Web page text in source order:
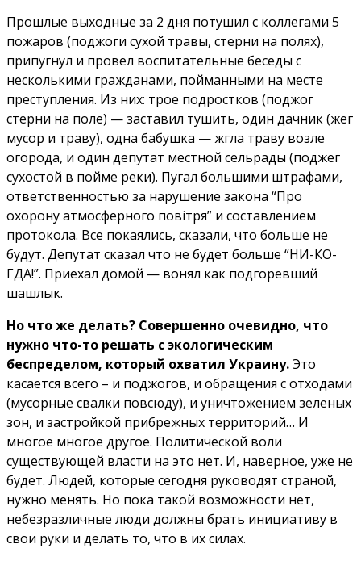
Прошлые выходные за 2 дня потушил с коллегами 5
пожаров (поджоги сухой травы, стерни на полях),
припугнул и провел воспитательные беседы с
несколькими гражданами, пойманными на месте
преступления. Из них: трое подростков (поджог
стерни на поле) — заставил тушить, один дачник (жег
мусор и траву), одна бабушка — жгла траву возле
огорода, и один депутат местной сельрады (поджег
сухостой в пойме реки). Пугал большими штрафами,
ответственностью за нарушение закона “Про
охорону атмосферного повiтря” и составлением
протокола. Все покаялись, сказали, что больше не
будут. Депутат сказал что не будет больше “НИ-КО-
ГДА!”. Приехал домой — вонял как подгоревший
шашлык.
Но что же делать? Совершенно очевидно, что
нужно что-то решать с экологическим
беспределом, который охватил Украину.Это
касается всего – и поджогов, и обращения с отходами
(мусорные свалки повсюду), и уничтожением зеленых
зон, и застройкой прибрежных территорий… И
многое многое другое. Политической воли
существующей власти на это нет. И, наверное, уже не
будет. Людей, которые сегодня руководят страной,
нужно менять. Но пока такой возможности нет,
небезразличные люди должны брать инициативу в
свои руки и делать то, что в их силах.